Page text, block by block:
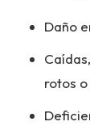
Daño
rotos